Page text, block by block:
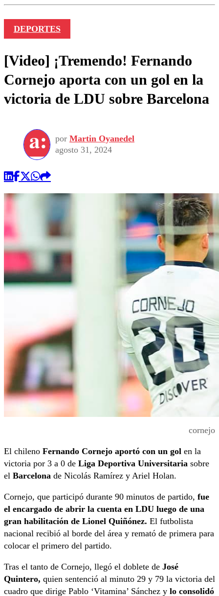
DEPORTES
[Video] ¡Tremendo! Fernando
Cornejo aporta con un gol en la
victoria de LDU sobre Barcelona
por Martin Oyanedel
agosto 31, 2024
cornejo
El chileno Fernando Cornejo aportó con un gol en la
victoria por 3 a 0 de Liga Deportiva Universitaria sobre
el Barcelona de Nicolás Ramírez y Ariel Holan.
Cornejo, que participó durante 90 minutos de partido, fue
el encargado de abrir la cuenta en LDU luego de una
gran habilitación de Lionel Quiñónez. El futbolista
nacional recibió al borde del área y remató de primera para
colocar el primero del partido.
Tras el tanto de Cornejo, llegó el doblete de José
Quintero, quien sentenció al minuto 29 y 79 la victoria del
cuadro que dirige Pablo ‘Vitamina’ Sánchez y lo consolidó